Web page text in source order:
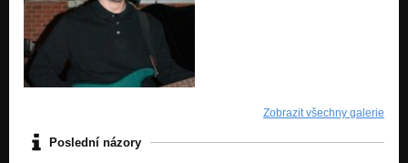
Zobrazit všechny galerie
Poslední názory